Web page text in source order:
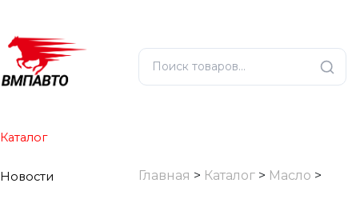
Каталог
Новости Главная > Каталог> Масло >